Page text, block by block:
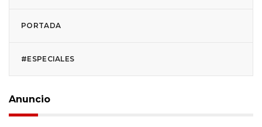
PORTADA
#ESPECIALES
Anuncio